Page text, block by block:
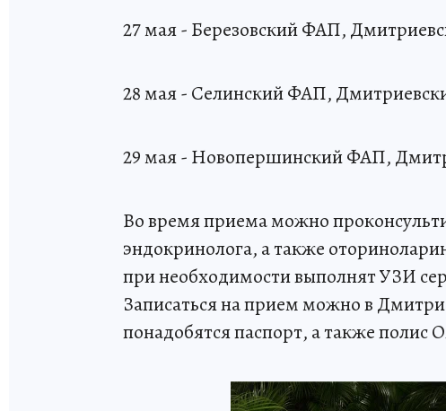
27 мая - Березовский ФАП,
28 мая - Селинский ФАП,
29 мая - Новопершинский ФАП,
Во время приема можно
эндокринолога, а также
при необходимости выполнят УЗИ
Записаться на прием можно в
понадобятся паспорт, а также